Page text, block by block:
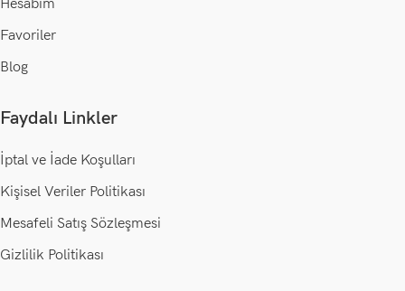
Hesabım
Favoriler
Blog
Faydalı Linkler
İptal ve İade Koşulları
Kişisel Veriler Politikası
Mesafeli Satış Sözleşmesi
Gizlilik Politikası